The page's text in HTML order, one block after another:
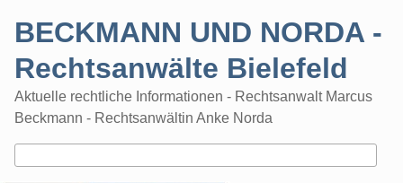
BECKMANN UND NORDA -
Rechtsanwälte Bielefeld
Aktuelle rechtliche Informationen - Rechtsanwalt Marcus
Beckmann - Rechtsanwältin Anke Norda